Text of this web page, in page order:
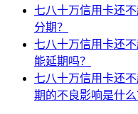
七八十万信用卡还
分期？
七八十万信用卡还
能延期吗？
七八十万信用卡还
期的不良影响是什么